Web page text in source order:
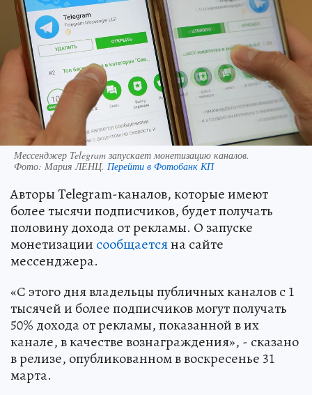
Мессенджер Telegram запускает монетизацию каналов.
Фото: Мария ЛЕНЦ. Перейти в Фотобанк КП
Авторы Telegram-каналов, которые имеют
более тысячи подписчиков, будет получать
половину дохода от рекламы. О запуске
монетизации сообщаетсяна сайте
мессенджера.
«С этого дня владельцы публичных каналов с 1
тысячей и более подписчиков могут получать
50% дохода от рекламы, показанной в их
канале, в качестве вознаграждения», - сказано
в релизе, опубликованном в воскресенье 31
марта.